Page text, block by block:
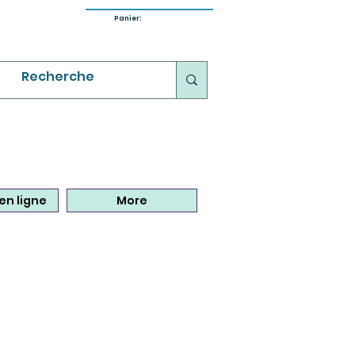
Panier:
ligne More